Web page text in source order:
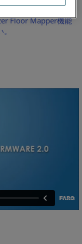
する場合、Scan
Floor Mapper機能